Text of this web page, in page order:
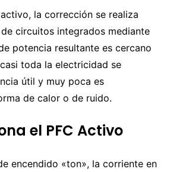
la corrección se realiza
circuitos integrados mediante
potencia resultante es cercano
toda la electricidad se
útil y muy poca es
de calor o de ruido.
el PFC Activo
encendido «ton», la corriente en